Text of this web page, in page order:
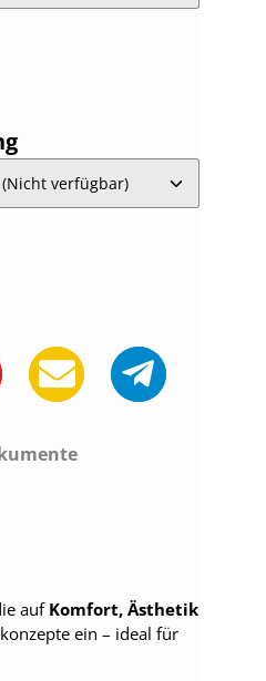
nicht verfügbar.)
auswählen
auf Komfort, Ästhetik
ein – ideal für